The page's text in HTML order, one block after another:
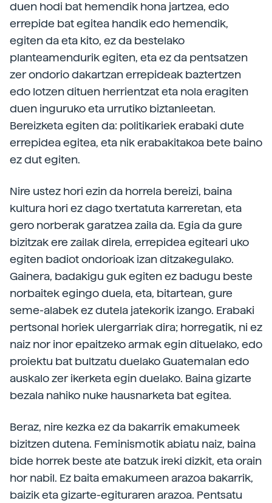
duen hodi bat hemendik hona jartzea, edo
errepide bat egitea handik edo hemendik,
egiten da eta kito, ez da bestelako
planteamendurik egiten, eta ez da pentsatzen
zer ondorio dakartzan errepideak baztertzen
edo lotzen dituen herrientzat eta nola eragiten
duen inguruko eta urrutiko biztanleetan.
Bereizketa egiten da: politikariek erabaki dute
errepidea egitea, eta nik erabakitakoa bete baino
ez dut egiten.
Nire ustez hori ezin da horrela bereizi, baina
kultura hori ez dago txertatuta karreretan, eta
gero norberak garatzea zaila da. Egia da gure
bizitzak ere zailak direla, errepidea egiteari uko
egiten badiot ondorioak izan ditzakegulako.
Gainera, badakigu guk egiten ez badugu beste
norbaitek egingo duela, eta, bitartean, gure
seme-alabek ez dutela jatekorik izango. Erabaki
pertsonal horiek ulergarriak dira; horregatik, ni ez
naiz nor inor epaitzeko armak egin dituelako, edo
proiektu bat bultzatu duelako Guatemalan edo
auskalo zer ikerketa egin duelako. Baina gizarte
bezala nahiko nuke hausnarketa bat egitea.
Beraz, nire kezka ez da bakarrik emakumeek
bizitzen dutena. Feminismotik abiatu naiz, baina
bide horrek beste ate batzuk ireki dizkit, eta orain
hor nabil. Ez baita emakumeen arazoa bakarrik,
baizik eta gizarte-egituraren arazoa. Pentsatu